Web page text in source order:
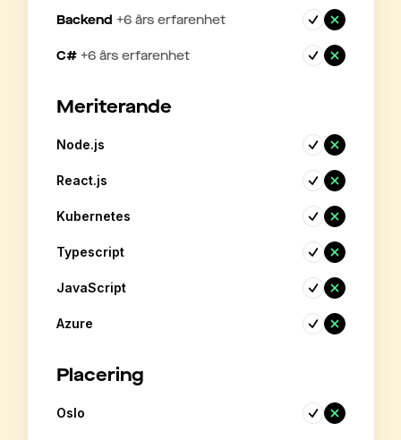
Backend +6 års erfarenhet
C# +6 års erfarenhet
Meriterande
Node.js
React.js
Kubernetes
Typescript
JavaScript
Azure
Placering
Oslo